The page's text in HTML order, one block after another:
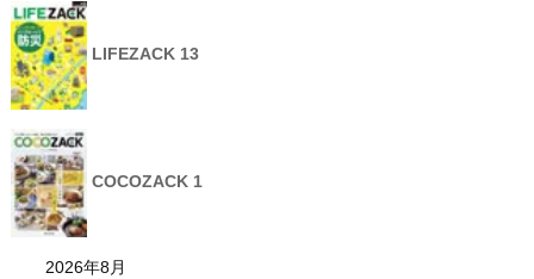
LIFEZACK 13
COCOZACK 1
2026年8月